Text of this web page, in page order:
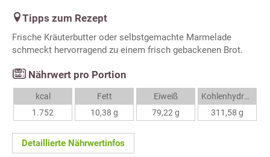
Tipps zum Rezept
Frische Kräuterbutter oder selbstgemachte Marmelade
schmeckt hervorragend zu einem frisch gebackenen Brot.
Nährwert pro Portion
kcal
1.752
Fett
10,38 g
Eiweiß
79,22 g
Kohlenhydrate
311,58 g
Detaillierte Nährwertinfos